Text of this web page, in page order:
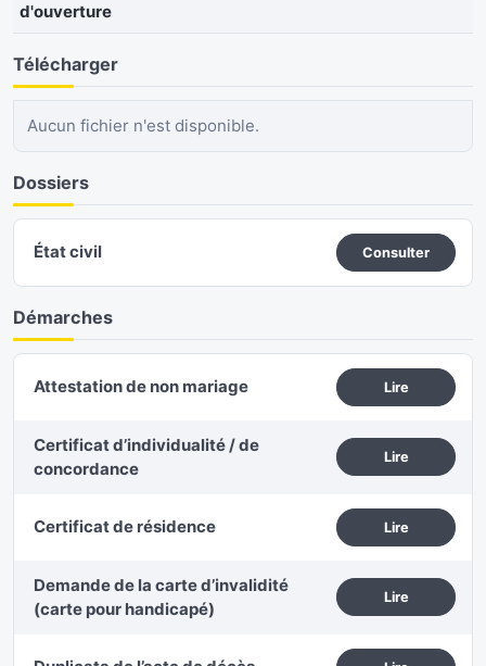
d'ouverture
Télécharger
Aucun fichier n'est disponible.
Dossiers
État civil Consulter
Démarches
Attestation de non mariage Lire
Certificat d’individualité / de
concordance
Lire
Certificat de résidence Lire
Demande de la carte d’invalidité
(carte pour handicapé)
Lire